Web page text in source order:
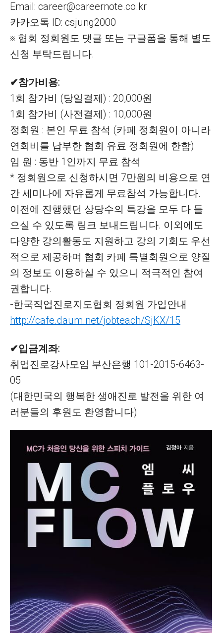
Email: career@careernote.co.kr
카카오톡 ID: csjung2000
※ 협회 정회원도 댓글 또는 구글폼을 통해 별도
신청 부탁드립니다.
✔참가비용:
1회 참가비 (당일결제) : 20,000원
1회 참가비 (사전결제) : 10,000원
정회원 : 본인 무료 참석 (카페 정회원이 아니라
연회비를 납부한 협회 유료 정회원에 한함)
임 원 : 동반 1인까지 무료 참석
* 정회원으로 신청하시면 7만원의 비용으로 연
간 세미나에 자유롭게 무료참석 가능합니다.
이전에 진행했던 상당수의 특강을 모두 다 들
으실 수 있도록 링크 보내드립니다. 이외에도
다양한 강의활동도 지원하고 강의 기회도 우선
적으로 제공하며 협회 카페 특별회원으로 양질
의 정보도 이용하실 수 있으니 적극적인 참여
권합니다.
-한국직업진로지도협회 정회원 가입안내
http://cafe.daum.net/jobteach/SjKX/15
✔입금계좌:
취업진로강사모임 부산은행 101-2015-6463-
05
(대한민국의 행복한 생애진로 발전을 위한 여
러분들의 후원도 환영합니다)